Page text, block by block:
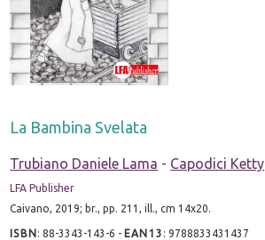
La Bambina Svelata
Trubiano Daniele Lama - Capodici Ketty
LFA Publisher
Caivano, 2019; br., pp. 211, ill., cm 14x20.
ISBN:88-3343-143-6 - EAN13 :9788833431437